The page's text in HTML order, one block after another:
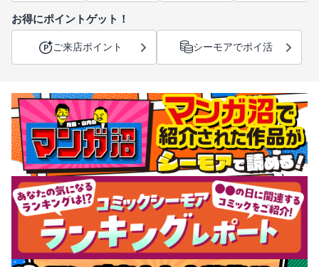
お得にポイントゲット！
ご来店ポイント シーモアでポイ活